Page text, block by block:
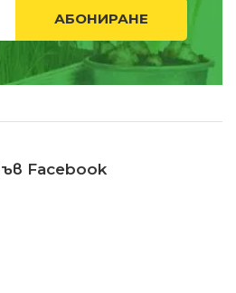
АБОНИРАНЕ
Facebook